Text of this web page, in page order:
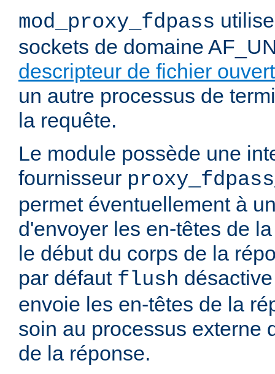
mod_proxy_fdpass
sockets de domaine
descripteur de fichier ouvert
un autre processus de
la requête.
Le module possède une
fournisseur
permet éventuellement à
d'envoyer les en-têtes de
le début du corps de la
par défaut flush
envoie les en-têtes de la
soin au processus externe
de la réponse.